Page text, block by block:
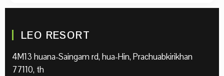
LEO RESORT
4M13 huana-Saingam rd, hua-Hin, Prachuabkirikhan
77110, th